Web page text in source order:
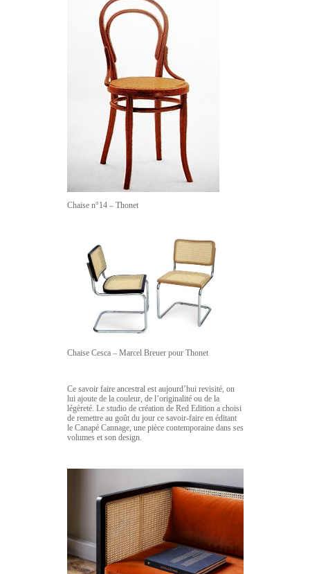
Chaise n°14 – Thonet
Chaise Cesca – Marcel Breuer pour Thonet
Ce savoir faire ancestral est aujourd’hui revisité, on
lui ajoute de la couleur, de l’originalité ou de la
légèreté. Le studio de création de Red Edition a choisi
de remettre au goût du jour ce savoir-faire en éditant
le Canapé Cannage, une pièce contemporaine dans ses
volumes et son design.